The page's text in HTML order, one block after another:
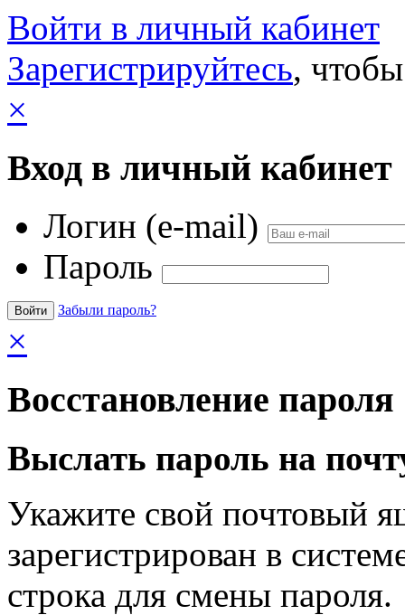
Войти в личный кабинет
Зарегистрируйтесь,
×
Вход в личный кабинет
Логин (e-mail)
Пароль
Забыли пароль?
×
Восстановление пароля
Выслать пароль на
Укажите свой почтовый
зарегистрирован в
строка для смены пароля.